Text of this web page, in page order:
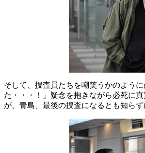
そして、捜査員たちを嘲笑うかのよう
た・・・！」疑念を抱きながら必死に
が、青島、最後の捜査になるとも知らず